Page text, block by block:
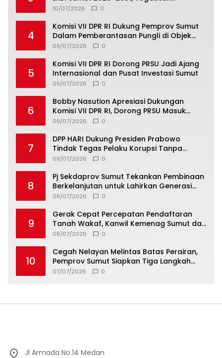
Komitmen Perkuat Toleransi dan
10/07/2026 0
4
Komisi VII DPR RI Dukung Pemprov Sumut
Dalam Pemberantasan Pungli di Objek
Wisata
09/07/2026 0
5
Komisi VII DPR RI Dorong PRSU Jadi Ajang
Internasional dan Pusat Investasi Sumut
09/07/2026 0
6
Bobby Nasution Apresiasi Dukungan
Komisi VII DPR RI, Dorong PRSU Masuk
Kalender Event Nasional
09/07/2026 0
7
DPP HARI Dukung Presiden Prabowo
Tindak Tegas Pelaku Korupsi Tanpa
Tebang Pilih
09/07/2026 0
8
Pj Sekdaprov Sumut Tekankan Pembinaan
Berkelanjutan untuk Lahirkan Generasi
Qurani Berkarakter
08/07/2026 0
9
Gerak Cepat Percepatan Pendaftaran
Tanah Wakaf, Kanwil Kemenag Sumut dan
Lintas Instansi Bahas Draf MoU
08/07/2026 0
10
Cegah Nelayan Melintas Batas Perairan,
Pemprov Sumut Siapkan Tiga Langkah
Strategis
07/07/2026 0
Jl Armada No.14 Medan